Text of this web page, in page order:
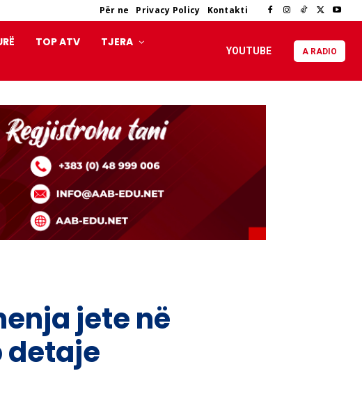
Për ne Privacy Policy Kontakti
TOP ATV TJERA
YOUTUBE A RADIO
jete në
detaje